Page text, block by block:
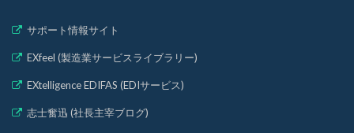
サポート情報サイト
EXfeel (製造業サービスライブラリー)
EXtelligence EDIFAS (EDIサービス)
志士奮迅 (社長主宰ブログ)